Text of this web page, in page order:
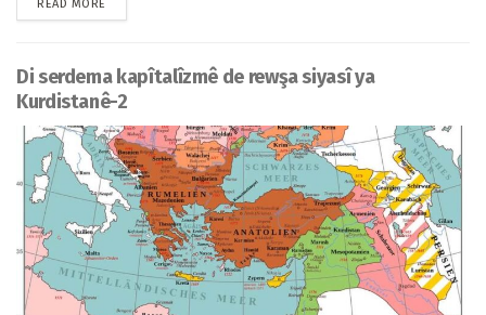
READ MORE
Di serdema kapîtalîzmê de rewşa siyasî ya
Kurdistanê-2